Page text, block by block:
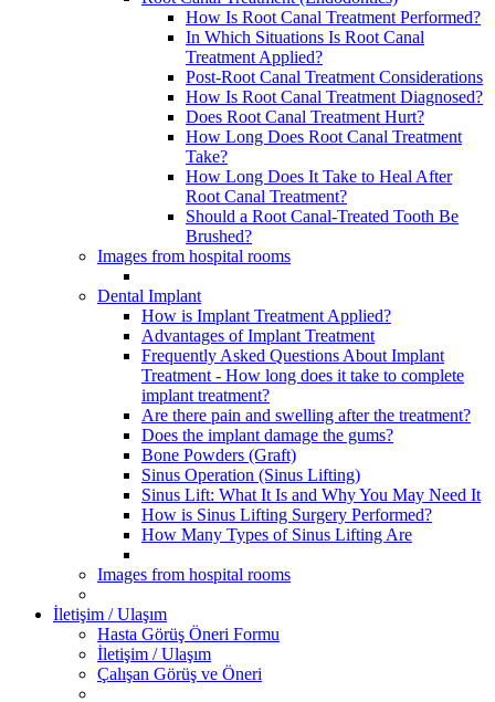
How Is Root Canal Treatment Performed?
In Which Situations Is Root Canal
Treatment Applied?
Post-Root Canal Treatment Considerations
How Is Root Canal Treatment Diagnosed?
Does Root Canal Treatment Hurt?
How Long Does Root Canal Treatment
Take?
How Long Does It Take to Heal After
Root Canal Treatment?
Should a Root Canal-Treated Tooth Be
Brushed?
Images from hospital rooms
Dental Implant
How is Implant Treatment Applied?
Advantages of Implant Treatment
Frequently Asked Questions About Implant
Treatment - How long does it take to complete
implant treatment?
Are there pain and swelling after the treatment?
Does the implant damage the gums?
Bone Powders (Graft)
Sinus Operation (Sinus Lifting)
Sinus Lift: What It Is and Why You May Need It
How is Sinus Lifting Surgery Performed?
How Many Types of Sinus Lifting Are
Images from hospital rooms
İletişim / Ulaşım
Hasta Görüş Öneri Formu
İletişim / Ulaşım
Çalışan Görüş ve Öneri